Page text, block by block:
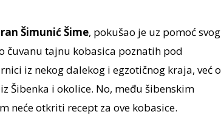
Šimunić Šime, pokušao je uz pomoć svog
čuvanu tajnu kobasica poznatih pod
iz nekog dalekog i egzotičnog kraja, već o
Šibenka i okolice. No, među šibenskim
neće otkriti recept za ove kobasice.